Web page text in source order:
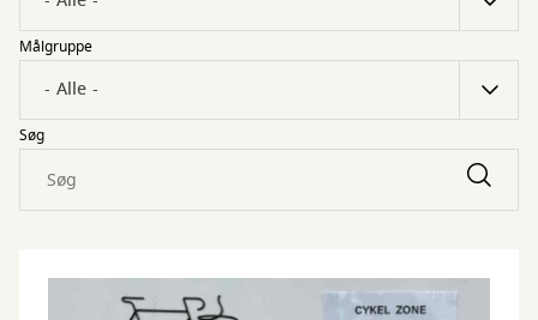
Målgruppe
Søg